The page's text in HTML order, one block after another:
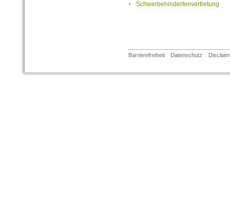
Schwerbehindertenvertretung
Barrierefreiheit Datenschutz